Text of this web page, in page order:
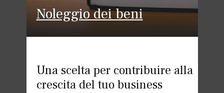
Noleggio dei beni
Una scelta per contribuire alla
crescita del tuo business